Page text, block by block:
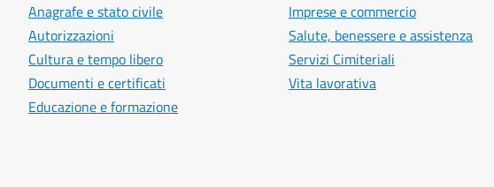
Anagrafe e stato civile
Autorizzazioni
Cultura e tempo libero
Documenti e certificati
Educazione e formazione
Imprese e commercio
Salute, benessere e assistenza
Servizi Cimiteriali
Vita lavorativa